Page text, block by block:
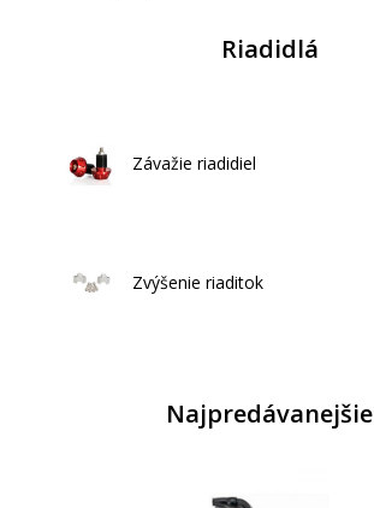
Riadidlá
Závažie riadidiel
Zvýšenie riaditok
Najpredávanejšie